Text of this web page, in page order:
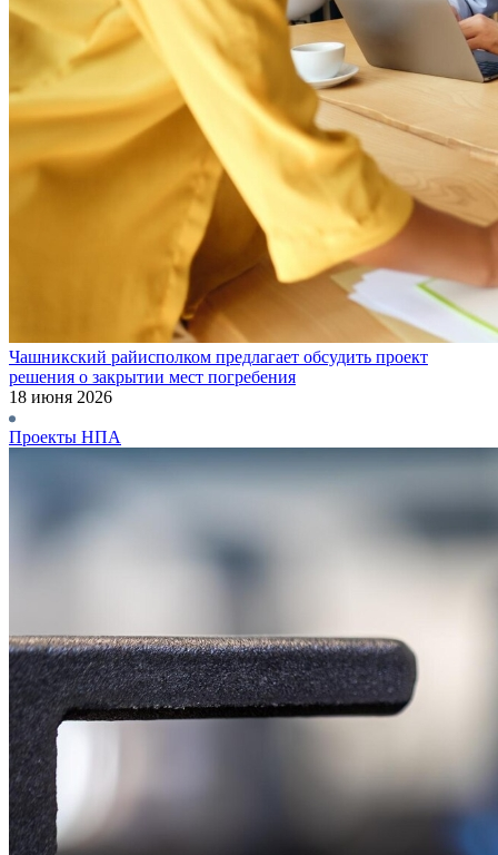
Чашникский райисполком предлагает обсудить проект
решения о закрытии мест погребения
18 июня 2026
Проекты НПА